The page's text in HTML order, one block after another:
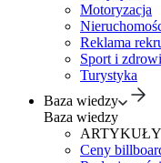
Motoryzacja
Reklama
Sport i
Turystyka
Baza wiedzy
Baza wiedzy
ARTYKUŁY
Ceny